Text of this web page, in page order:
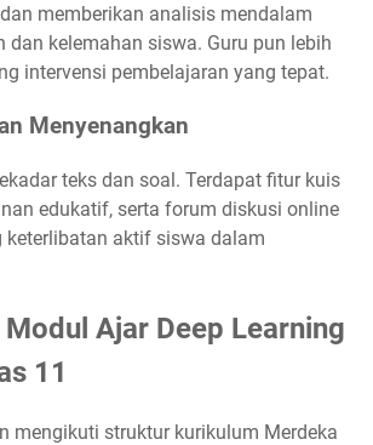
memberikan analisis mendalam
dan kelemahan siswa. Guru pun lebih
intervensi pembelajaran yang tepat.
Menyenangkan
teks dan soal. Terdapat fitur kuis
edukatif, serta forum diskusi online
keterlibatan aktif siswa dalam
Ajar Deep Learning
11
mengikuti struktur kurikulum Merdeka